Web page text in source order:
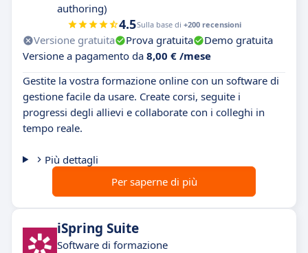
authoring)
4.5Sulla base di +200 recensioni
Versione gratuita Prova gratuita
Demo gratuita
Versione a pagamento da 8,00 € /mese
Gestite la vostra formazione online con un software di
gestione facile da usare. Create corsi, seguite i
progressi degli allievi e collaborate con i colleghi in
tempo reale.
Più dettagli
Per saperne di più
iSpring Suite
Software di formazione